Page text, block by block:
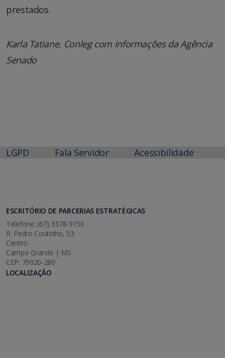
prestados.
Karla Tatiane, Conleg com informações da Agência
Senado
LGPD Fala Servidor Acessibilidade
ESCRITÓRIO DE PARCERIAS ESTRATÉGICAS
Telefone: (67) 3378-9150
R. Pedro Coutinho, 53
Centro
Campo Grande | MS
CEP: 79020-280
LOCALIZAÇÃO